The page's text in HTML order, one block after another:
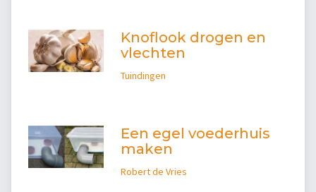
Knoflook drogen en
vlechten
Tuindingen
Een egel voederhuis
maken
Robert de Vries